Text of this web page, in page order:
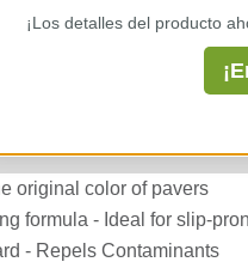
:
CB+ Color
original color of pavers
formula - Ideal for slip-
- Repels Contaminants
¡Los detalles del producto